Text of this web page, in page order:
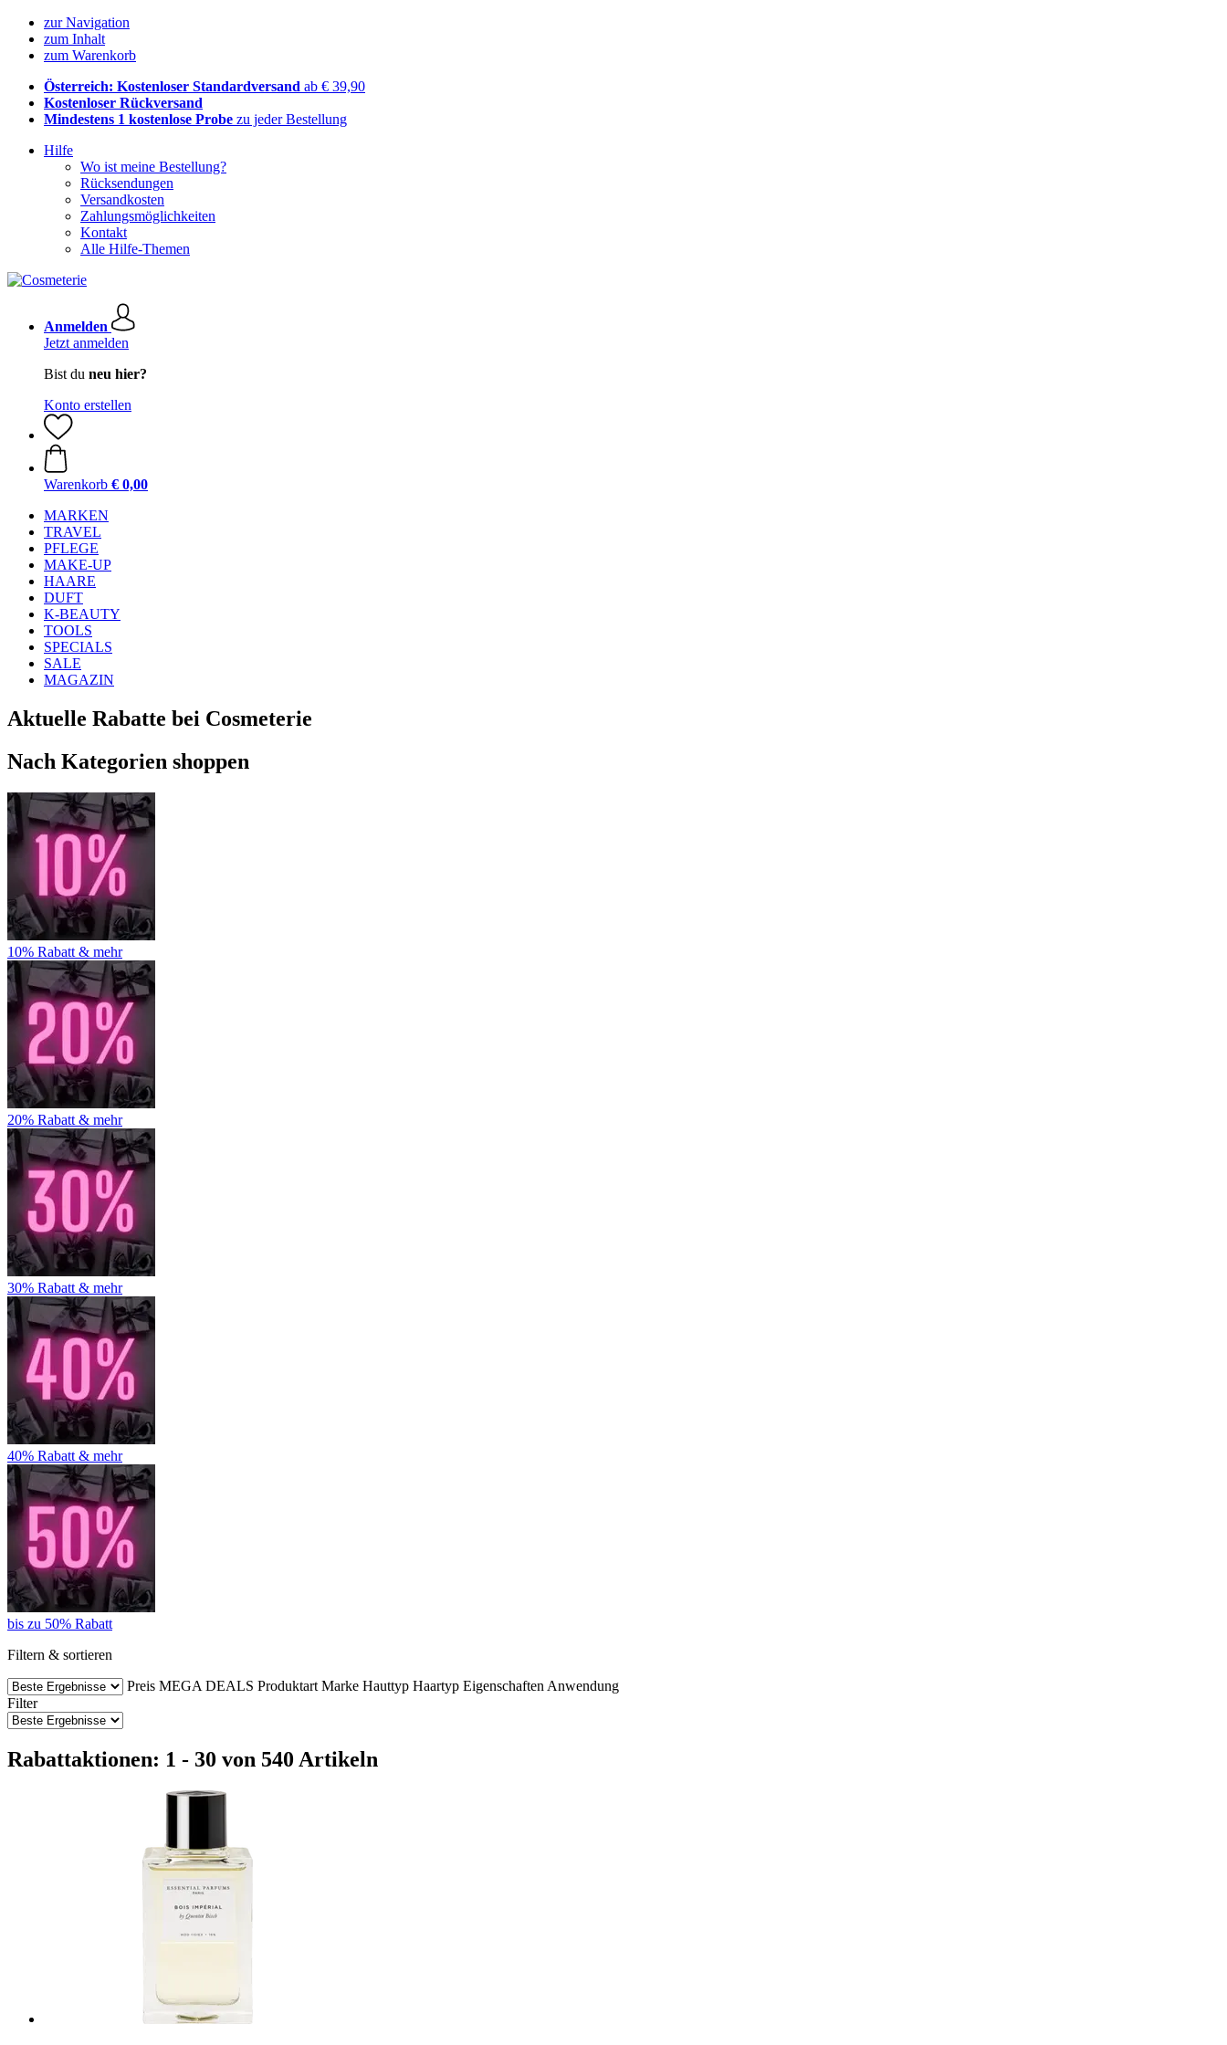
zur Navigation
zum Inhalt
zum Warenkorb
Österreich: Kostenloser Standardversand ab € 39,90
Kostenloser Rückversand
Mindestens 1 kostenlose Probe zu jeder Bestellung
Hilfe
Wo ist meine Bestellung?
Rücksendungen
Versandkosten
Zahlungsmöglichkeiten
Kontakt
Alle Hilfe-Themen
Anmelden
Jetzt anmelden
Bist du neu hier?
Konto erstellen
Warenkorb € 0,00
MARKEN
TRAVEL
PFLEGE
MAKE-UP
HAARE
DUFT
K-BEAUTY
TOOLS
SPECIALS
SALE
MAGAZIN
Aktuelle Rabatte bei Cosmeterie
Nach Kategorien shoppen
10% Rabatt & mehr
20% Rabatt & mehr
30% Rabatt & mehr
40% Rabatt & mehr
bis zu 50% Rabatt
Filtern & sortieren
Preis MEGA DEALS Produktart Marke Hauttyp Haartyp Eigenschaften Anwendung
Filter
Rabattaktionen: 1 - 30 von 540 Artikeln